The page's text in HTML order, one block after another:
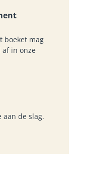
boeket mag
in onze
aan de slag.